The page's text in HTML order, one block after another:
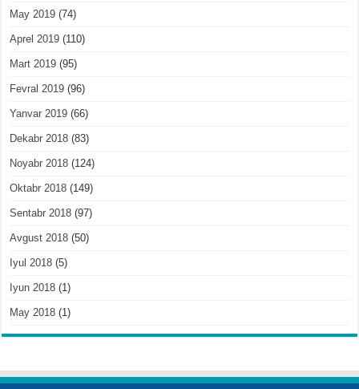
May 2019 (74)
Aprel 2019 (110)
Mart 2019 (95)
Fevral 2019 (96)
Yanvar 2019 (66)
Dekabr 2018 (83)
Noyabr 2018 (124)
Oktabr 2018 (149)
Sentabr 2018 (97)
Avgust 2018 (50)
Iyul 2018 (5)
Iyun 2018 (1)
May 2018 (1)